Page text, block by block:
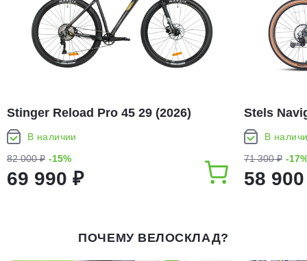
Stinger Reload Pro 45 29 (2026)
В наличии
82 000 ₽ -15%
69 990 ₽
Stels
В
71 300 ₽ -
58
ПОЧЕМУ ВЕЛОСКЛАД?